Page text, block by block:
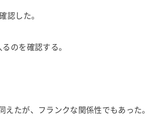
認した。
のを確認する。
たが、フランクな関係性でもあった。